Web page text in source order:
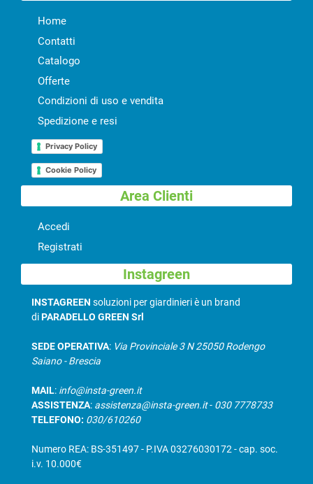
Home
Contatti
Catalogo
Offerte
Condizioni di uso e vendita
Spedizione e resi
Privacy Policy
Cookie Policy
Area Clienti
Accedi
Registrati
Instagreen
INSTAGREEN soluzioni per giardinieri è un brand
diPARADELLO GREEN Srl
SEDE OPERATIVA: Via Provinciale 3 N 25050 Rodengo
Saiano - Brescia
MAIL: info@insta-green.it
ASSISTENZA: assistenza@insta-green.it- 030 7778733
TELEFONO: 030/610260
Numero REA: BS-351497 - P.IVA 03276030172 - cap. soc.
i.v. 10.000€